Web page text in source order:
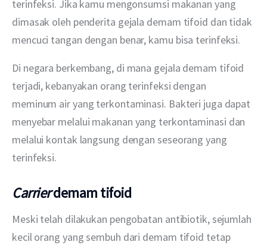
terinfeksi. Jika kamu mengonsumsi makanan yang
dimasak oleh penderita gejala demam tifoid dan tidak
mencuci tangan dengan benar, kamu bisa terinfeksi.
Di negara berkembang, di mana gejala demam tifoid
terjadi, kebanyakan orang terinfeksi dengan
meminum air yang terkontaminasi. Bakteri juga dapat
menyebar melalui makanan yang terkontaminasi dan
melalui kontak langsung dengan seseorang yang
terinfeksi.
Carrierdemam tifoid
Meski telah dilakukan pengobatan antibiotik, sejumlah
kecil orang yang sembuh dari demam tifoid tetap